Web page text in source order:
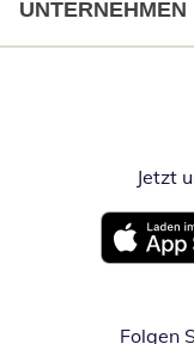
UNTERNEHMEN
Jetzt
Öffnet in
Folgen